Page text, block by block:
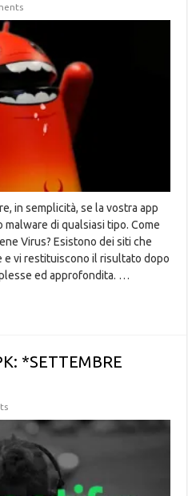
in semplicità, se la vostra app
di qualsiasi tipo. Come
Virus? Esistono dei siti che
e vi restituiscono il risultato dopo
ed approfondita. …
*SETTEMBRE